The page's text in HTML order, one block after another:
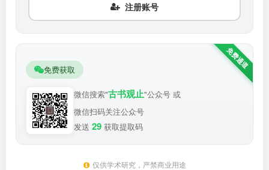
注册账号
免费获取
微信搜索"古书观止"公众号 或
微信扫码关注公众号
发送 29 获取提取码
仅供学术研究，严禁商业用途